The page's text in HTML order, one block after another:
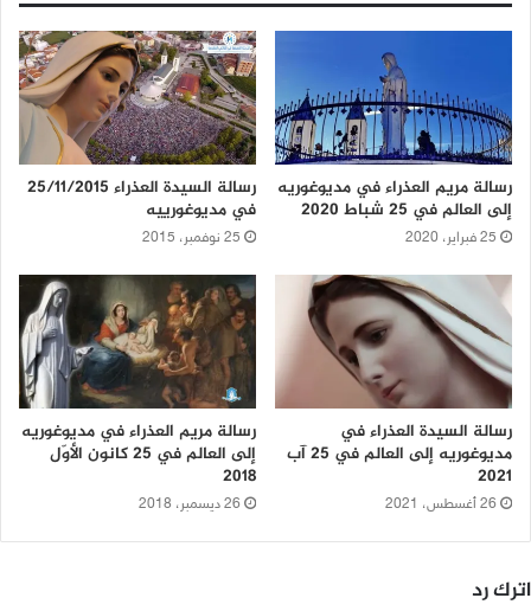
رسالة مريم العذراء في مديوغوريه
إلى العالم في 25 شباط 2020
25 فبراير، 2020
رسالة السيدة العذراء 25/11/2015
في مديوغورييه
25 نوفمبر، 2015
رسالة السيدة العذراء في
مديوغوريه إلى العالم في 25 آب
2021
26 أغسطس، 2021
رسالة مريم العذراء في مديوغوريه
إلى العالم في 25 كانون الأوّل
2018
26 ديسمبر، 2018
اترك رد